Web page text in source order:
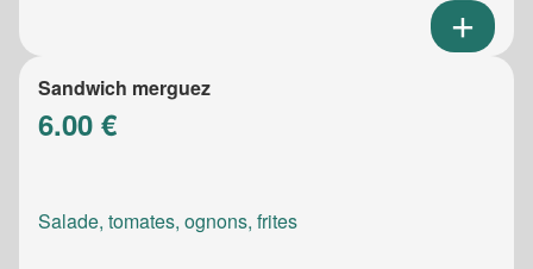
Sandwich merguez
6.00 €
Salade, tomates, ognons, frites